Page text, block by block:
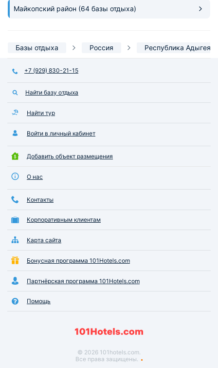
ещё вернусь сюда!
Майкопский район (64 базы отдыха)
Базы отдыха Россия Республика Адыгея
+7 (929) 830-21-15
Найти базу отдыха
Найти тур
Войти в личный кабинет
Добавить объект размещения
О нас
Контакты
Корпоративным клиентам
Карта сайта
Бонусная программа 101Hotels.com
Партнёрская программа 101Hotels.com
Помощь
© 2026 101hotels.com.
Все права защищены.